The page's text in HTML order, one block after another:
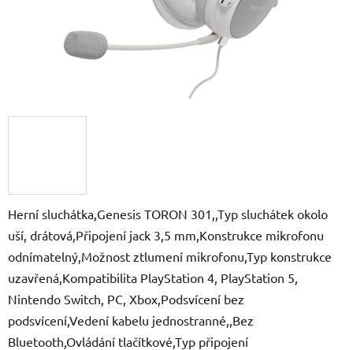
Herní sluchátka,Genesis TORON 301,,Typ sluchátek okolo
uší, drátová,Připojení jack 3,5 mm,Konstrukce mikrofonu
odnímatelný,Možnost ztlumení mikrofonu,Typ konstrukce
uzavřená,Kompatibilita PlayStation 4, PlayStation 5,
Nintendo Switch, PC, Xbox,Podsvícení bez
podsvícení,Vedení kabelu jednostranné,,Bez
Bluetooth,Ovládání tlačítkové,Typ připojení